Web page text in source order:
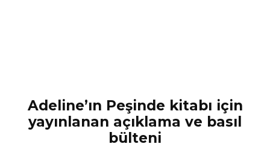
Adeline’ın Peşinde kitabı için
yayınlanan açıklama ve basıl
bülteni